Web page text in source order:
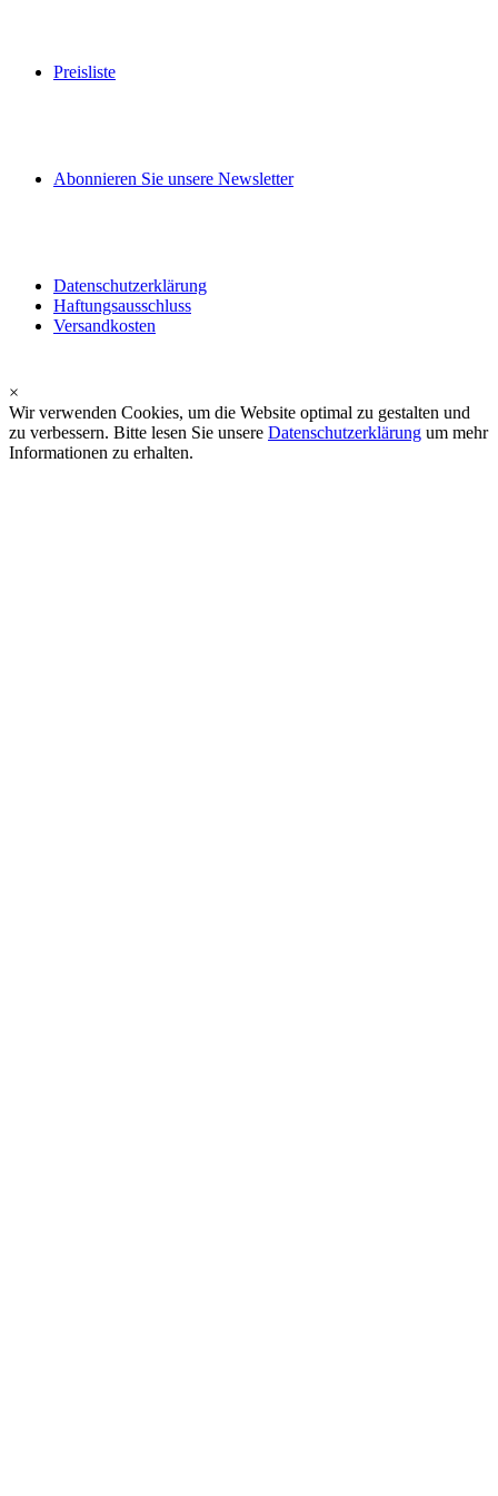
Preisliste
Abonnieren Sie unsere Newsletter
Datenschutzerklärung
Haftungsausschluss
Versandkosten
×
Wir verwenden Cookies, um die Website optimal zu gestalten und
zu verbessern. Bitte lesen Sie unsere Datenschutzerklärung um mehr
Informationen zu erhalten.